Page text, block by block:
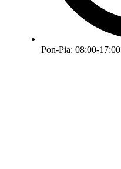
Pon-Pia: 08:00-17:00